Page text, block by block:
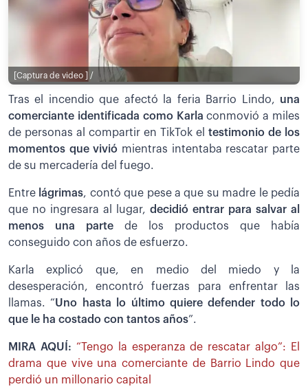
[Captura de video ] /
Tras el incendio que afectó la feria Barrio Lindo, una
comerciante identificada como Karlaconmovió a miles
de personas al compartir en TikTok el testimonio de los
momentos que vivió mientras intentaba rescatar parte
de su mercadería del fuego.
Entre lágrimas, contó que pese a que su madre le pedía
que no ingresara al lugar, decidió entrar para salvar al
menos una parte de los productos que había
conseguido con años de esfuerzo.
Karla explicó que, en medio del miedo y la
desesperación, encontró fuerzas para enfrentar las
llamas. “Uno hasta lo último quiere defender todo lo
que le ha costado con tantos años”.
MIRA AQUÍ: “Tengo la esperanza de rescatar algo”: El
drama que vive una comerciante de Barrio Lindo que
perdió un millonario capital